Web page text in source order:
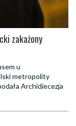
zakażony
u
metropolity
Archidiecezja